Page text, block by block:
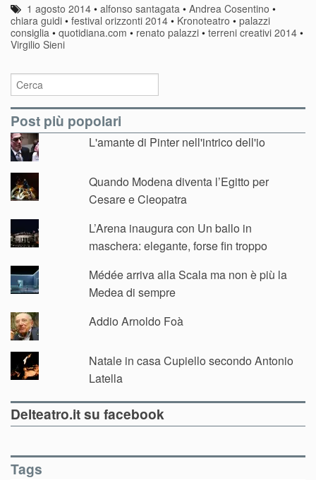
1 agosto 2014 •alfonso santagata •Andrea Cosentino •
chiara guidi • festival orizzonti 2014 • Kronoteatro • palazzi
consiglia • quotidiana.com • renato palazzi • terreni creativi 2014 •
Virgilio Sieni
Post più popolari
L'amante di Pinter nell'intrico dell'io
Quando Modena diventa l’Egitto per
Cesare e Cleopatra
L’Arena inaugura con Un ballo in
maschera: elegante, forse fin troppo
Médée arriva alla Scala ma non è più la
Medea di sempre
Addio Arnoldo Foà
Natale in casa Cupiello secondo Antonio
Latella
Delteatro.it su facebook
Tags